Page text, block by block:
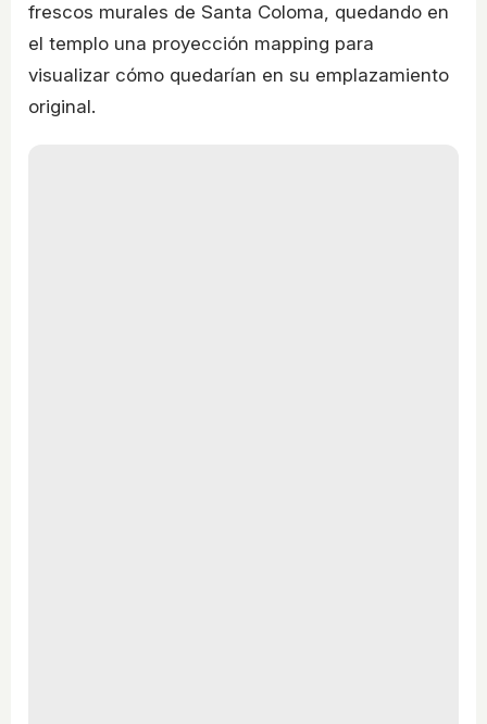
frescos murales de Santa Coloma, quedando en
el templo una proyección mapping para
visualizar cómo quedarían en su emplazamiento
original.